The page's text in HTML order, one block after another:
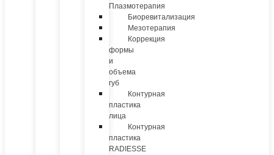
Плазмотерапия
Биоревитализация
Мезотерапия
Коррекция
формы
и
объема
губ
Контурная
пластика
лица
Контурная
пластика
RADIESSE